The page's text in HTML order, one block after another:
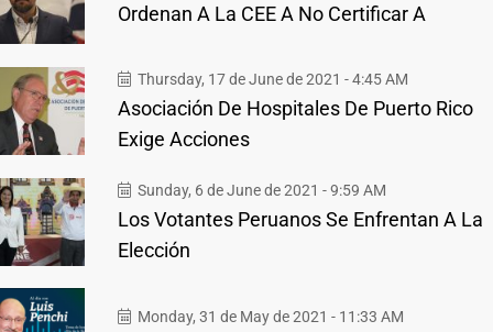
Ordenan A La CEE A No Certificar A
Thursday, 17 de June de 2021 - 4:45 AM
Asociación De Hospitales De Puerto Rico
Exige Acciones
Sunday, 6 de June de 2021 - 9:59 AM
Los Votantes Peruanos Se Enfrentan A La
Elección
Monday, 31 de May de 2021 - 11:33 AM